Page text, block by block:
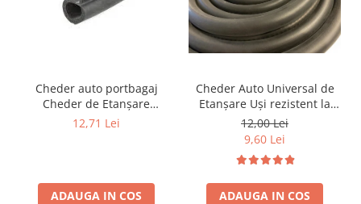
Cheder auto portbagaj
Cheder de Etanșare
Profesional din Cauciuc -
Liniar
12,71 Lei
ADAUGA IN COS
Cheder Auto Universal de
Etanșare Uși rezistent la
intemperii, raze UV,
îmbătrânire și temperaturi
extreme
12,00 Lei
9,60 Lei
ADAUGA IN COS